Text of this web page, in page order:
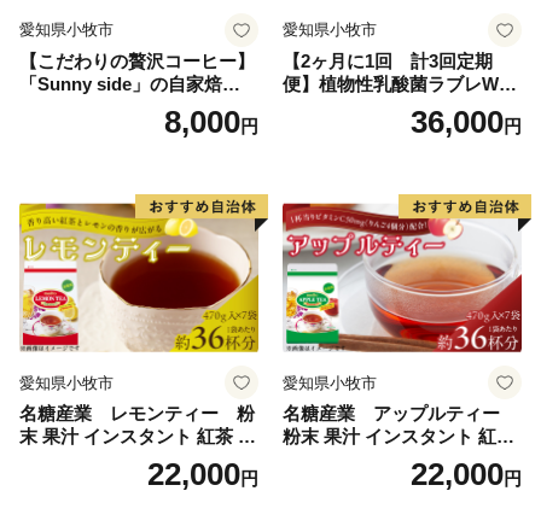
愛知県小牧市
【こだわりの贅沢コーヒー】
「Sunny side」の自家焙煎珈
琲こまきブレンド（200g）
8,000円
愛知県小牧市
【2ヶ月に1回 計3回定期
便】植物性乳酸菌ラブレW
プレーン36本（計108本）
36,000円
愛知県小牧市
名糖産業 レモンティー 粉
末 果汁 インスタント 紅茶 ビ
タミンC 袋 ロングセラー 粉
末飲料 粉末茶 簡単 手軽 ホッ
22,000円
愛知県小牧市
名糖産業 アップルティー
粉末 果汁 インスタント 紅茶
ティー ビタミンC 袋 ロング
セラー 粉末飲料 粉末茶 簡単
22,000円